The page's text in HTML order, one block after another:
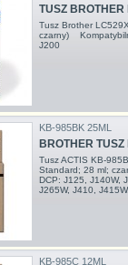
TUSZ
Tusz Brother
czarny)
J200
KB-985BK 25ML
BROTHER
Tusz ACTIS KB-
Standard; 28 ml;
DCP: J125, J140W,
J265W, J410,
KB-985C 12ML